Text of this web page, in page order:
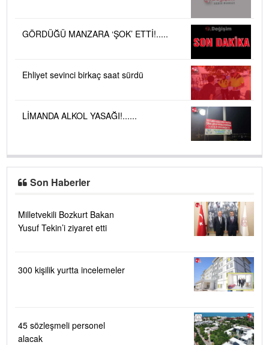
GÖRDÜĞÜ MANZARA ‘ŞOK’ ETTİ!.....
Ehliyet sevinci birkaç saat sürdü
LİMANDA ALKOL YASAĞI!......
Son Haberler
Milletvekili Bozkurt Bakan
Yusuf Tekin’i ziyaret etti
300 kişilik yurtta incelemeler
45 sözleşmeli personel
alacak